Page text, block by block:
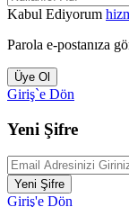
Kabul Ediyorum
Parola e-postanıza
Üye Ol
Giriş`e Dön
Yeni Şifre
Yeni Şifre
Giriş'e Dön